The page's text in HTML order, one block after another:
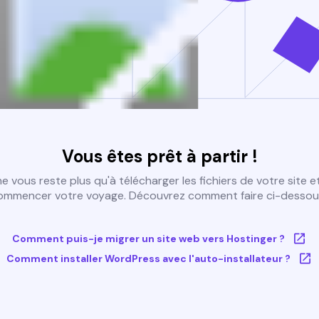
Vous êtes prêt à partir !
vous reste plus qu'à télécharger les fichiers de votre site
votre voyage. Découvrez comment faire ci-
Comment puis-je migrer un site web vers Hostinger ?
Comment installer WordPress avec l'auto-installateur ?